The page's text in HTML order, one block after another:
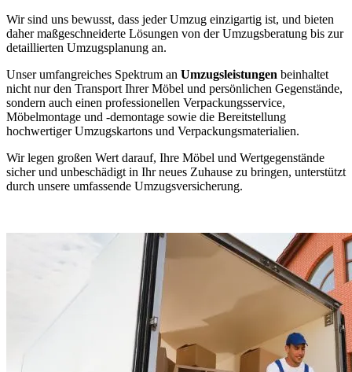
Wir sind uns bewusst, dass jeder Umzug einzigartig ist, und bieten
daher maßgeschneiderte Lösungen von der Umzugsberatung bis zur
detaillierten Umzugsplanung an.
Unser umfangreiches Spektrum an Umzugsleistungen beinhaltet
nicht nur den Transport Ihrer Möbel und persönlichen Gegenstände,
sondern auch einen professionellen Verpackungsservice,
Möbelmontage und -demontage sowie die Bereitstellung
hochwertiger Umzugskartons und Verpackungsmaterialien.
Wir legen großen Wert darauf, Ihre Möbel und Wertgegenstände
sicher und unbeschädigt in Ihr neues Zuhause zu bringen, unterstützt
durch unsere umfassende Umzugsversicherung.